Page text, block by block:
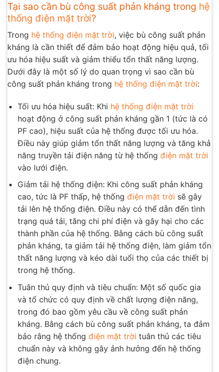
Tại sao cần bù công suất phản kháng trong hệ
thống điện mặt trời?
Trong hệ thống điện mặt trời, việc bù công suất phản
kháng là cần thiết để đảm bảo hoạt động hiệu quả, tối
ưu hóa hiệu suất và giảm thiểu tổn thất năng lượng.
Dưới đây là một số lý do quan trọng vì sao cần bù
công suất phản kháng trong hệ thống điện mặt trời:
Tối ưu hóa hiệu suất: Khi hệ thống điện mặt trời
hoạt động ở công suất phản kháng gần 1 (tức là có
PF cao), hiệu suất của hệ thống được tối ưu hóa.
Điều này giúp giảm tổn thất năng lượng và tăng khả
năng truyền tải điện năng từ hệ thống điện mặt trời
vào lưới điện.
Giảm tải hệ thống điện: Khi công suất phản kháng
cao, tức là PF thấp, hệ thống điện mặt trời sẽ gây
tải lên hệ thống điện. Điều này có thể dẫn đến tình
trạng quá tải, tăng chi phí điện và gây hại cho các
thành phần của hệ thống. Bằng cách bù công suất
phản kháng, ta giảm tải hệ thống điện, làm giảm tổn
thất năng lượng và kéo dài tuổi thọ của các thiết bị
trong hệ thống.
Tuân thủ quy định và tiêu chuẩn: Một số quốc gia
và tổ chức có quy định về chất lượng điện năng,
trong đó bao gồm yêu cầu về công suất phản
kháng. Bằng cách bù công suất phản kháng, ta đảm
bảo rằng hệ thống điện mặt trời tuân thủ các tiêu
chuẩn này và không gây ảnh hưởng đến hệ thống
điện chung.